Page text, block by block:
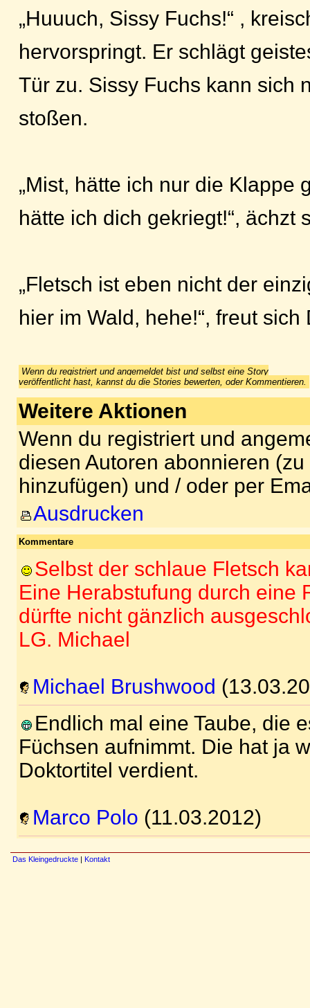
„Huuuch, Sissy Fuchs!“ ,
hervorspringt. Er schlägt
Tür zu. Sissy Fuchs kann sich
stoßen.
„Mist, hätte ich nur die Klappe
hätte ich dich gekriegt!“, ächzt
„Fletsch ist eben nicht der
hier im Wald, hehe!“, freut sich
Wenn du registriert und angemeldet bist und selbst eine Story
veröffentlicht hast, kannst du die Stories bewerten, oder Kommentieren.
Weitere Aktionen
Wenn du registriert und
diesen Autoren abonnieren
hinzufügen) und / oder per
Ausdrucken
Kommentare
Selbst der schlaue Fletsch
Eine Herabstufung durch eine
dürfte nicht gänzlich
LG. Michael
Michael Brushwood
Endlich mal eine Taube, die
Füchsen aufnimmt. Die hat ja
Doktortitel verdient.
Marco Polo (11.03.2012)
Das Kleingedruckte | Kontakt